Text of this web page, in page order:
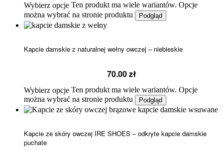
Wybierz opcje Ten produkt ma wiele wariantów. Opcje
można wybrać na stronie produktu
Podgląd
Kapcie damskie z naturalnej wełny owczej – niebieskie
70.00zł
Wybierz opcje Ten produkt ma wiele wariantów. Opcje
można wybrać na stronie produktu
Podgląd
Kapcie ze skóry owczej IRE SHOES – odkryte kapcie damskie
puchate